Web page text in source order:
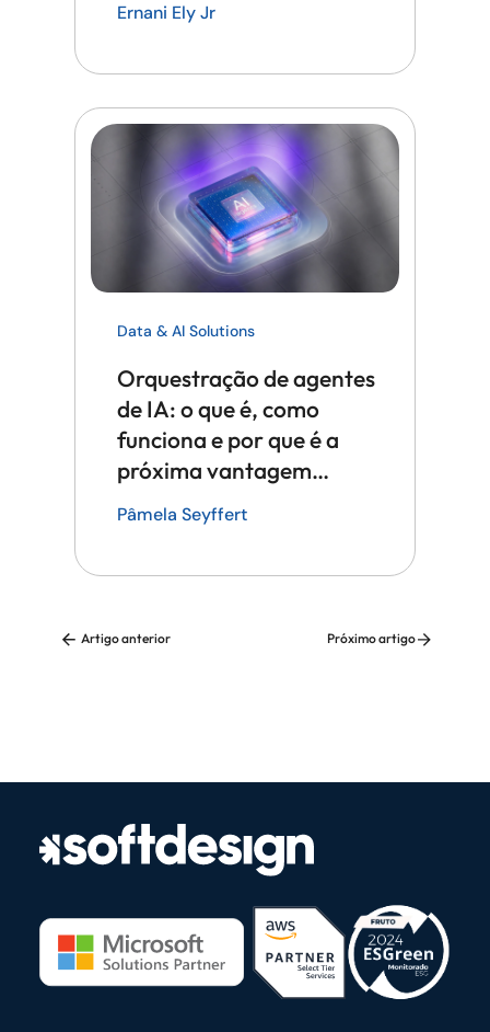
Ernani Ely Jr
Data & AI Solutions
Orquestração de agentes
de IA: o que é, como
funciona e por que é a
próxima vantagem
competitiva em tecnologia
Pâmela Seyffert
Artigo anterior Próximo artigo